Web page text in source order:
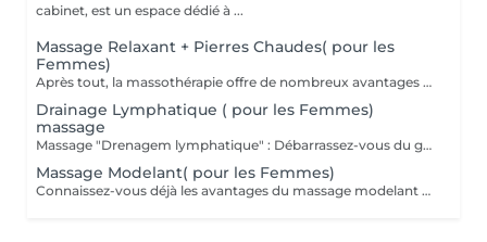
cabinet, est un espace dédié à ...
Massage Relaxant + Pierres Chaudes( pour les
Femmes)
Après tout, la massothérapie offre de nombreux avantages en appuyant sur les tissus mous du corps. Il stimule la circulation sanguine, la mobilité et l'élasticité. -Soulagement des maux de tête. -Diminution de la fatigue. -Stimulation et équilibre du système intestinal. -Élimination des toxines et des déchets métaboliques. -Diminution de l'insomnie. -Contrôle du stress. -Diminution de l'anxiété. -Soulagement de la tension et des douleurs musculaires.
Drainage Lymphatique ( pour les Femmes)
massage
Massage "Drenagem lymphatique" : Débarrassez-vous du gonflement et de la rétention d'eau" Le massage de drainage lymphatique est une technique utilisée pour réduire le gonflement et la rétention d'eau. Ce sont les principales raisons pour lesquelles vous avez recours à ce type de massage, mais il y en a beaucoup plus. -D'améliorer la circulation sanguine et lymphatique -De détoxifier le corps -De réduire visiblement la cellulite et raffermir la peau -De lutter contre la rétention d'eau -De lutter contre le stress
Massage Modelant( pour les Femmes)
Connaissez-vous déjà les avantages du massage modelant ? -Il est possible d'obtenir d'excellents résultats avec la procédure, car il existe une série de techniques à des fins différentes. Grâce à des mouvements continus et vigoureux, des manuvres sont effectuées pour décompoter les graisses dans différentes zones du corps. -De cette façon, vous pourrez réduire les mesures, améliorer le métabolisme et l'oxygénation cellulaire et éliminer les toxines. -Le massage modelant est indiqué pour ceux qui veulent améliorer leur estime de soi grâce à la modélisation corporelle et à la réduction de la graisse localisée.